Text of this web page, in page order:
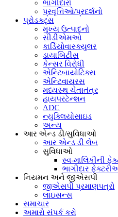
ભાગીદારો
પ્રવૃત્તિઓ/પ્રદર્શનો
પ્રોડક્ટ્સ
મુખ્ય ઉત્પાદનો
સીડીએમઓ
કાર્ડિયોવાસ્ક્યુલર
ડાયાબિટીસ
કેન્સર વિરોધી
એન્ટિબાયોટિક્સ
એન્ટિવાયરસ
મધ્યસ્થ ચેતાતંત્ર
હાયપરટેન્શન
ADC
ન્યુક્લિયોસાઇડ
અન્ય
આર એન્ડ ડી/સુવિધાઓ
આર એન્ડ ડી લેબ
સુવિધાઓ
સ્વ-માલિકીની
ભાગીદાર
નિયમન અને જીએસપી
જીએસપી પ્રમાણપત્રો
લાઇસન્સ
સમાચાર
અમારો સંપર્ક કરો